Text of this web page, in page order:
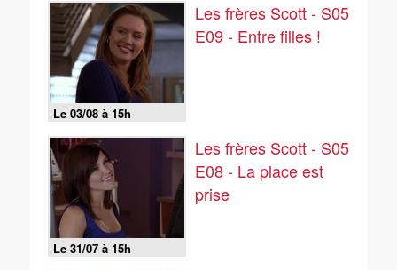
Le 03/08 à 15h
Les frères Scott - S05
E09 - Entre filles !
Le 31/07 à 15h
Les frères Scott - S05
E08 - La place est
prise